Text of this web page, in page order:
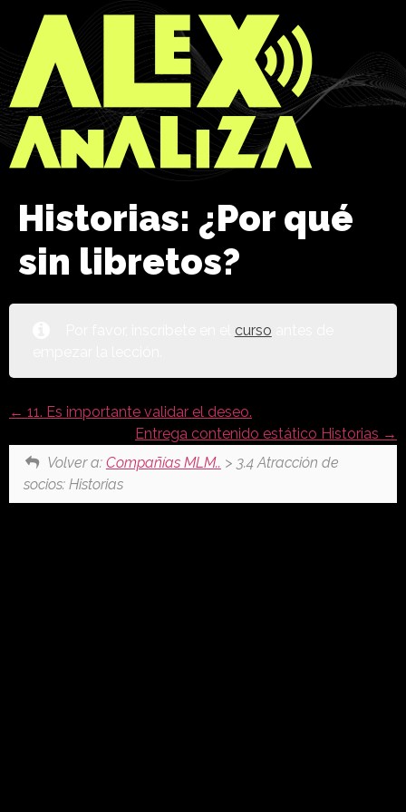
Historias: ¿Por qué
sin libretos?
curso
11. Es importante validar el deseo.
Entrega contenido estático Historias
Volver a: Compañías MLM.. > 3.4 Atracción de
socios: Historias